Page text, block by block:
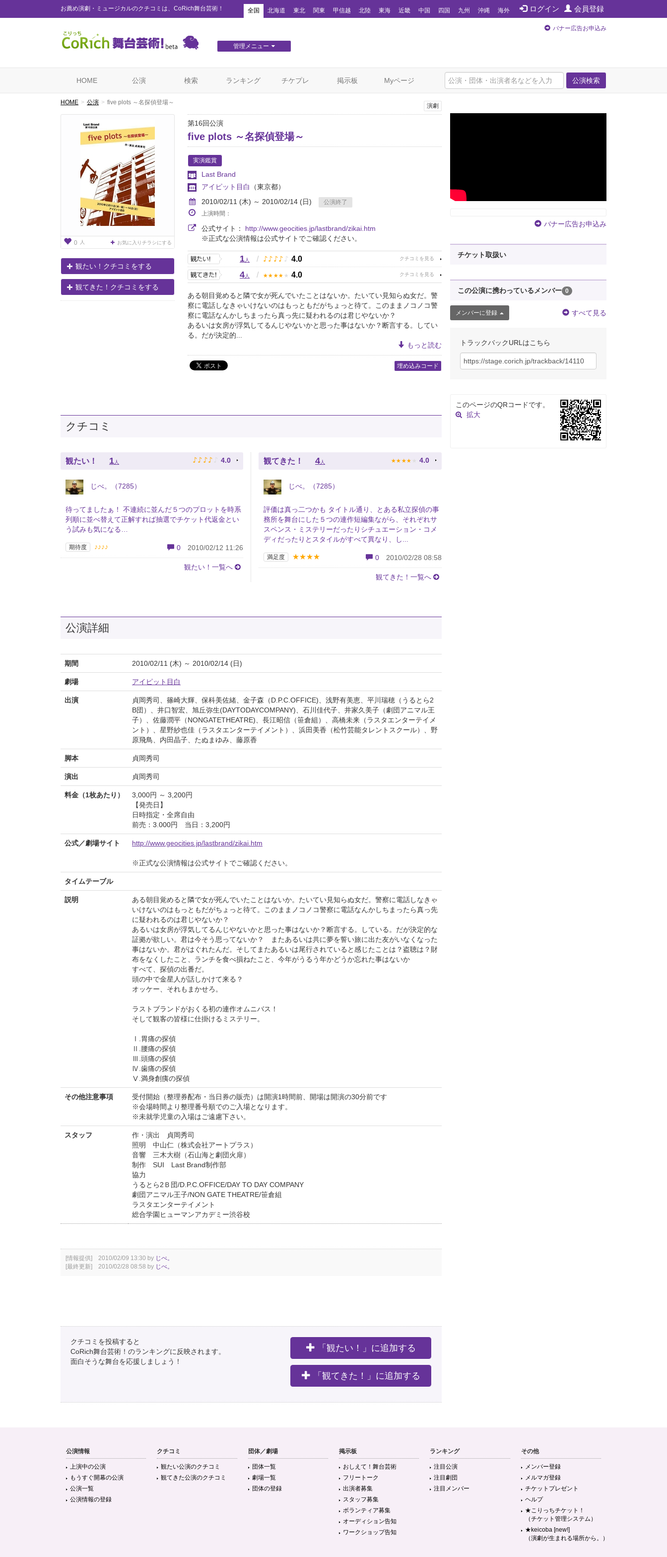
お薦め演劇・ミュージカルのクチコミは、CoRich舞台芸術！ ログイン 会員登録
全国 北海道 東北 関東 甲信越 北陸 東海 近畿 中国 四国 九州 沖縄 海外
管理メニュー
バナー広告お申込み
公演検索
HOME 公演 検索 ランキング チケプレ 掲示板 Myページ
HOME 公演 five plots ～名探偵登場～
0 人 お気に入りチラシにする
観たい！クチコミをする
観てきた！クチコミをする
演劇
第16回公演
five plots ～名探偵登場～
実演鑑賞
Last Brand
アイピット目白
（東京都）
2010/02/11 (木) ～ 2010/02/14 (日)
公演終了
上演時間：
公式サイト： http://www.geocities.jp/lastbrand/zikai.htm
※正式な公演情報は公式サイトでご確認ください。
1人 / ♪ ♪ ♪ ♪ ♪ 4.0
4人 / ★ ★ ★ ★ ★ 4.0
ある朝目覚めると隣で女が死んでいたことはないか。たいてい見知らぬ女だ。警
察に電話しなきゃいけないのはもっともだがちょっと待て。このままノコノコ警
察に電話なんかしちまったら真っ先に疑われるのは君じやないか？
あるいは女房が浮気してるんじやないかと思った事はないか？断言する。してい
る。だが決定的...
もっと読む
埋め込みコード
クチコミ
観たい！ 1 人 ♪ ♪ ♪ ♪ ♪ 4.0
じべ。（7285）
待ってましたぁ！ 不連続に並んだ５つのプロットを時系
列順に並べ替えて正解すれば抽選でチケット代返金とい
う試みも気になる…
期待度 ♪♪♪♪ 0 2010/02/12 11:26
観たい！一覧へ
観てきた！ 4 人 ★ ★ ★ ★ ★ 4.0
じべ。（7285）
評価は真っ二つかも タイトル通り、とある私立探偵の事
務所を舞台にした５つの連作短編集ながら、それぞれサ
スペンス・ミステリーだったりシチュエーション・コメ
ディだったりとスタイルがすべて異なり、し...
満足度 ★★★★ 0 2010/02/28 08:58
観てきた！一覧へ
公演詳細
期間 2010/02/11 (木) ～ 2010/02/14 (日)
劇場 アイピット目白
出演
貞岡秀司、篠崎大輝、保科美佐緒、金子森（D.P.C.OFFICE)、浅野有美恵、平川瑞穂（うるとら2
B団）、井口智宏、旭丘弥生(DAYTODAYCOMPANY)、石川佳代子、井家久美子（劇団アニマル王
子）、佐藤潤平（NONGATETHEATRE)、長江昭信（笹倉組）、高橋未来（ラスタエンターテイメ
ント）、星野紗也佳（ラスタエンターテイメント）、浜田美香（松竹芸能タレントスクール）、野
原飛鳥、内田晶子、たぬまゆみ、藤原香
脚本 貞岡秀司
演出 貞岡秀司
料金（1枚あたり）
3,000円 ～ 3,200円
【発売日】
日時指定・全席自由
前売：3.000円 当日：3,200円
公式／劇場サイト http://www.geocities.jp/lastbrand/zikai.htm
※正式な公演情報は公式サイトでご確認ください。
タイムテーブル
説明
ある朝目覚めると隣で女が死んでいたことはないか。たいてい見知らぬ女だ。警察に電話しなきゃ
いけないのはもっともだがちょっと待て。このままノコノコ警察に電話なんかしちまったら真っ先
に疑われるのは君じやないか？
あるいは女房が浮気してるんじやないかと思った事はないか？断言する。している。だが決定的な
証拠が欲しい。君は今そう思ってないか？ またあるいは共に夢を誓い旅に出た友がいなくなった
事はないか。君がはぐれたんだ。そしてまたあるいは尾行されていると感じたことは？盗聴は？財
布をなくしたこと、ランチを食べ損ねたこと、今年がうるう年かどうか忘れた事はないか
すべて、探偵の出番だ。
頭の中で金星人が話しかけて来る？
オッケー、それもまかせろ。
ラストブランドがおくる初の連作オムニバス！
そして観客の皆様に仕掛けるミステリー。
Ⅰ.胃痛の探偵
Ⅱ.腰痛の探偵
Ⅲ.頭痛の探偵
Ⅳ.歯痛の探偵
Ⅴ.満身創痍の探偵
その他注意事項
受付開始（整理券配布・当日券の販売）は開演1時間前、開場は開演の30分前です
※会場時間より整理番号順でのご入場となります。
※未就学児童の入場はご遠慮下さい。
スタッフ
作・演出 貞岡秀司
照明 中山仁（株式会社アートプラス）
音響 三木大樹（石山海と劇団火扉）
制作 SUI Last Brand制作部
協力
うるとら2Ｂ団/D.P.C.OFFICE/DAY TO DAY COMPANY
劇団アニマル王子/NON GATE THEATRE/笹倉組
ラスタエンターテイメント
総合学園ヒューマンアカデミー渋谷校
[情報提供] 2010/02/09 13:30 by じべ。
[最終更新] 2010/02/28 08:58 by じべ。
クチコミを投稿すると
CoRich舞台芸術！のランキングに反映されます。
面白そうな舞台を応援しましょう！
「観たい！」に追加する
「観てきた！」に追加する
バナー広告お申込み
チケット取扱い
この公演に携わっているメンバー 0
メンバーに登録 すべて見る
トラックバックURLはこちら
このページのQRコードです。
拡大
公演情報
上演中の公演
もうすぐ開幕の公演
公演一覧
公演情報の登録
クチコミ
観たい公演のクチコミ
観てきた公演のクチコミ
団体／劇場
団体一覧
劇場一覧
団体の登録
掲示板
おしえて！舞台芸術
フリートーク
出演者募集
スタッフ募集
ボランティア募集
オーディション告知
ワークショップ告知
ランキング
注目公演
注目劇団
注目メンバー
その他
メンバー登録
メルマガ登録
チケットプレゼント
ヘルプ
★こりっちチケット！
（チケット管理システム）
★keicoba [new!]
（演劇が生まれる場所から。）